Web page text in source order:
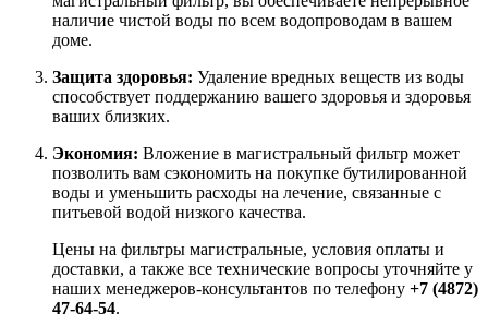
наличие чистой воды по всем водопроводам в вашем
доме.
Защита здоровья: Удаление вредных веществ из воды
способствует поддержанию вашего здоровья и здоровья
ваших близких.
Экономия: Вложение в магистральный фильтр может
позволить вам сэкономить на покупке бутилированной
воды и уменьшить расходы на лечение, связанные с
питьевой водой низкого качества.
Цены на фильтры магистральные, условия оплаты и
доставки, а также все технические вопросы уточняйте у
наших менеджеров-консультантов по телефону +7 (4872)
47-64-54.